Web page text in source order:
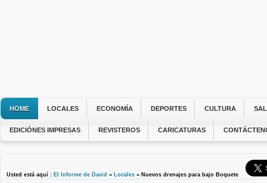
HOME LOCALES ECONOMÍA DEPORTES CULTURA
EDICIÓNES IMPRESAS REVISTEROS CARICATURAS
Usted está aquí : El Informe de David » Locales » Nuevos drenajes para bajo Boquete